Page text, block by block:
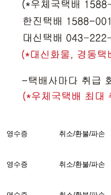
영수증 취소/환불/파손
영수증 취소/환불/파손